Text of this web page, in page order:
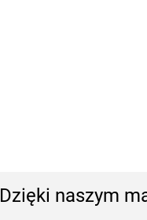
Dzięki naszym